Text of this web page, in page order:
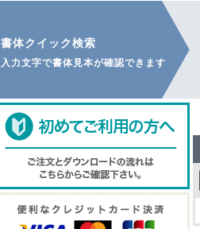
書体クイック検索
入力文字で書体見本が確認できます